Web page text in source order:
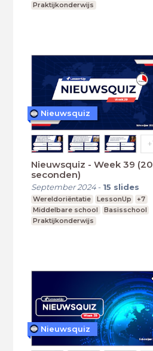
Praktijkonderwijs
Nieuwsquiz - Week 39 (20
seconden)
September 2024- 15 slides
Wereldoriëntatie LessonUp
+7
Middelbare school
Basisschool
Praktijkonderwijs
Nieuwsquiz
Nieuwsquiz